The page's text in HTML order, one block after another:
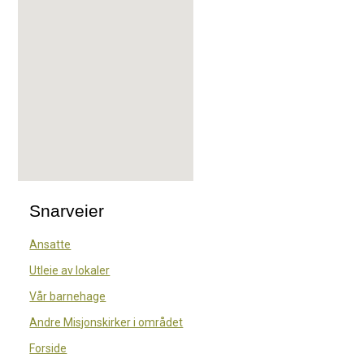
Snarveier
Ansatte
Utleie av lokaler
Vår barnehage
Andre Misjonskirker i området
Forside